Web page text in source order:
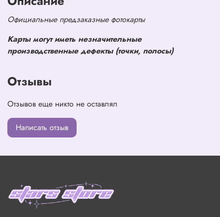
Официальные предзаказные фотокарты
Карты могут иметь незначительные
производственные дефекты (точки, полосы)
Отзывы
Отзывов еще никто не оставлял
Написать отзыв